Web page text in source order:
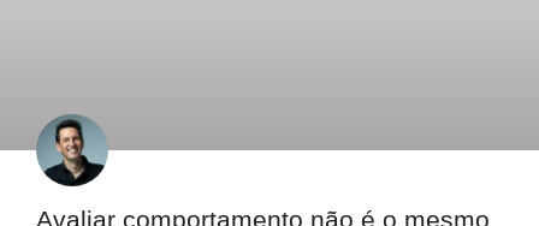
Avaliar comportamento não é o mesmo